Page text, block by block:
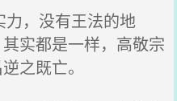
，没有王法的地
实都是一样，高敬宗
之既亡。